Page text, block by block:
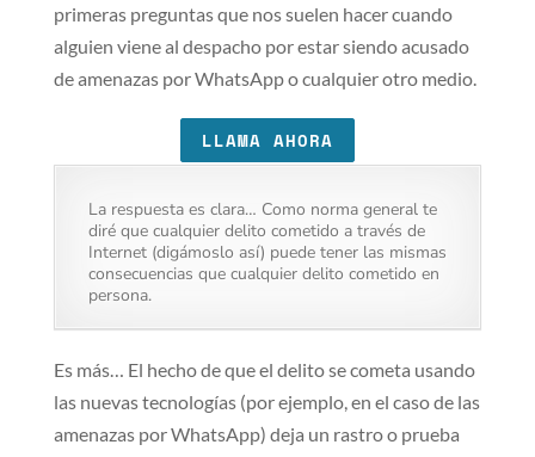
primeras preguntas que nos suelen hacer cuando
alguien viene al despacho por estar siendo acusado
de amenazas por WhatsApp o cualquier otro medio.
LLAMA AHORA
La respuesta es clara… Como norma general te
diré que cualquier delito cometido a través de
Internet (digámoslo así) puede tener las mismas
consecuencias que cualquier delito cometido en
persona.
Es más… El hecho de que el delito se cometa usando
las nuevas tecnologías (por ejemplo, en el caso de las
amenazas por WhatsApp) deja un rastro o prueba